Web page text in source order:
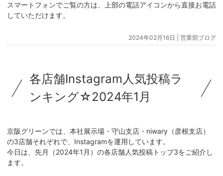
スマートフォンでご覧の方は、上部の電話アイコンから直接お電話
していただけます。
2024年02月16日 | 営業部ブログ
各店舗Instagram人気投稿ラ
ンキング☆2024年1月
京阪グリーンでは、本社展示場・守山支店・niwary（彦根支店）
の3店舗それぞれで、Instagramを運用しています。
今日は、先月（2024年1月）の各店舗人気投稿トップ3をご紹介し
ます。